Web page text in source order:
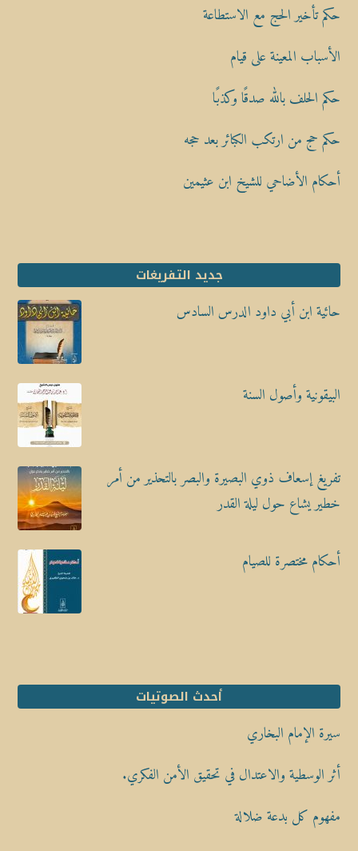
حكم تأخير الحج مع الاستطاعة
الأسباب المعينة على قيام
حكم الحلف بالله صدقًا وكذبًا
حكم حج من ارتكب الكبائر بعد حجه
أحكام الأضاحي للشيخ ابن عثيمين
جديد التفريغات
حائية ابن أبي داود الدرس السادس
البيقونية وأصول السنة
تفريغ إسعاف ذوي البصيرة والبصر بالتحذير من أمر
خطير يشاع حول ليلة القدر
أحكام مختصرة للصيام
أحدث الصوتيات
سيرة الإمام البخاري
أثر الوسطية والاعتدال في تحقيق الأمن الفكري.
مفهوم كل بدعة ضلالة